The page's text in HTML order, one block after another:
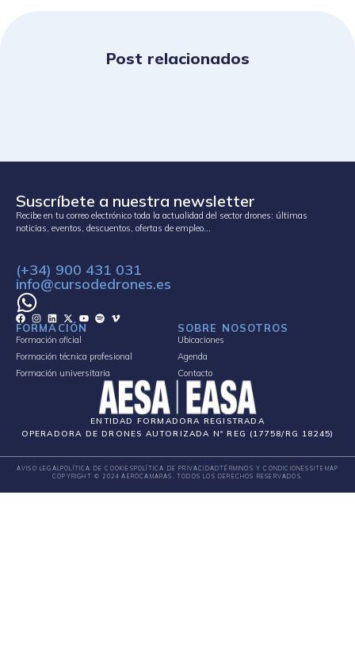
Post relacionados
Suscríbete a nuestra newsletter
Recibe en tu correo electrónico toda la actualidad del sector drones: últimas
noticias, eventos, descuentos, ofertas de empleo…
(+34) 900 431 031
info@cursodedrones.es
FORMACIÓN
Formación oficial
Formación técnica profesional
Formación universitaria
SOBRE NOSOTROS
Ubicaciones
Agenda
Contacto
ENTIDAD FORMADORA REGISTRADA
OPERADORA DE DRONES AUTORIZADA Nº REG (17758/RG 18245)
COPYRIGHT © 2024 AEROCAMARAS. TODOS LOS DERECHOS RESERVADOS.
AVISO LEGALPOLÍTICA DE COOKIESPOLÍTICA DE PRIVACIDADTÉRMINOS Y CONDICIONES SITEMAP